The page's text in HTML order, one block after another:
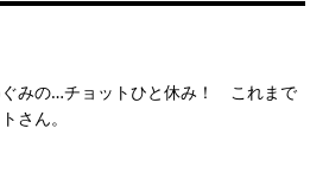
みの…チョットひと休み！ これまで
さん。